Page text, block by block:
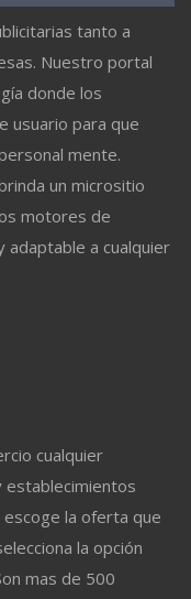
tanto a
Nuestro portal
donde los
usuario para que
mente.
un micrositio
motores de
a cualquier
cualquier
la oferta que
la opción
mas de 500